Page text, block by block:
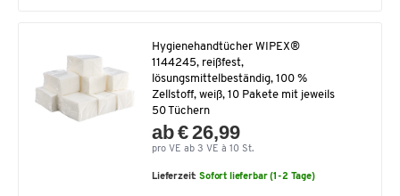
Hygienehandtücher WIPEX®
1144245, reißfest,
lösungsmittelbeständig, 100 %
Zellstoff, weiß, 10 Pakete mit jeweils
50 Tüchern
ab € 26,99
pro VE ab 3 VE à 10 St.
Lieferzeit:Sofort lieferbar (1-2 Tage)